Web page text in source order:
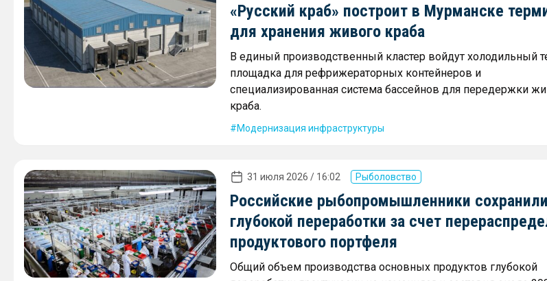
«Русский краб» построит в Мурманске
для хранения живого краба
В единый производственный кластер войдут холодильный
площадка для рефрижераторных контейнеров и
специализированная система бассейнов для передержки
краба.
Модернизация инфраструктуры
31 июля 2026 / 16:02 Рыболовство
Российские рыбопромышленники
глубокой переработки за счет
продуктового портфеля
Общий объем производства основных продуктов глубокой